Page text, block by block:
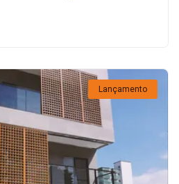
Lançamento